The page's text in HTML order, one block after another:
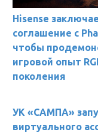
Hisense
соглашение с
чтобы
игровой опыт
поколения
УК «САМПА»
виртуального